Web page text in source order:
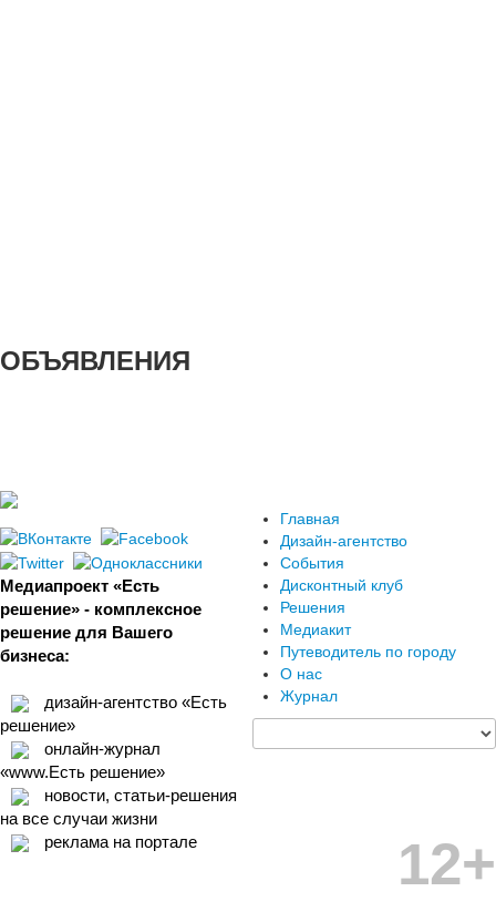
ОБЪЯВЛЕНИЯ
Медиапроект «Есть
решение» - комплексное
решение для Вашего
бизнеса:
дизайн-агентство «Есть
решение»
онлайн-журнал
«www.Есть решение»
новости, статьи-решения
на все случаи жизни
реклама на портале
Главная
Дизайн-агентство
События
Дисконтный клуб
Решения
Медиакит
Путеводитель по городу
О нас
Журнал
12+